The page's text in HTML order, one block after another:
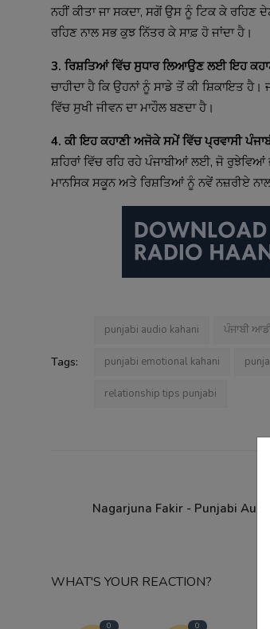
ਨਹੀਂ ਕੀਤਾ ਜਾ ਸਕਦਾ, ਸਗੋਂ ਉਸ ਨੂੰ ਟਿਕ ਕੇ
ਰਹਿਣ ਨਾਲ ਸਭ ਕੁਝ ਨਿੱਤਰ ਕੇ ਸਾਫ਼ ਹੋ ਜਾਂਦਾ ਹੈ।
3. ਰਿਸ਼ਤਿਆਂ ਵਿੱਚ ਸੁਧਾਰ ਲਿਆਉਣ ਲਈ ਇਹ
ਚਾਹੀਦਾ ਹੈ ਕਿ ਉਹਨਾਂ ਨੂੰ ਸਾਡੇ ਤੋਂ ਕੀ
ਵਿੱਚ ਸੁਖੀ ਜੀਵਨ ਦਾ ਮਾਹੌਲ ਬਣਦਾ ਹੈ।
4. ਕੀ ਇਹ ਕਹਾਣੀ ਅਜੋਕੇ ਸਮੇਂ ਵਿੱਚ ਪ੍ਰਵਾਸੀ
ਸ਼ਹਿਰਾਂ ਵਿੱਚ ਰਹਿ ਰਹੇ ਪੰਜਾਬੀਆਂ ਲਈ, ਜੋ ਰੁਝੇਵਿਆਂ
ਮਾਨਸਿਕ ਸਕੂਨ ਅਤੇ ਰਿਸ਼ਤਿਆਂ ਨੂੰ ਨਵੇਂ ਨਜ਼ਰੀਏ
Tags:
punjabi audio kahani ਪੰਜਾਬੀ
punjabi emotional kahani
relationship tips punjabi
Nagarjuna Fakir - Punjabi
WHAT'S YOUR REACTION?
0 0